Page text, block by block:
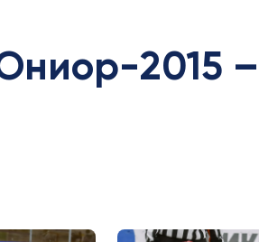
2015 –